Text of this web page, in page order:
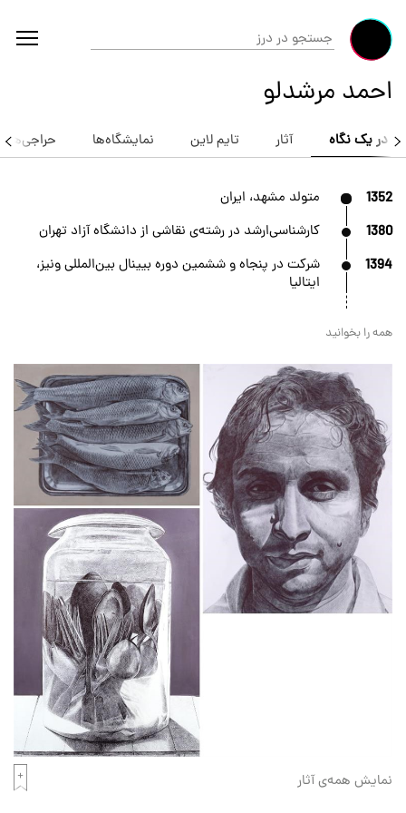
احمد مرشدلو
در یک نگاه آثار تایم لاین نمایشگاه‌ها حراجی‌ها
1352 متولد مشهد، ایران
1380 کارشناسی‌ارشد در رشته‌ی نقاشی از دانشگاه آزاد تهران
1394
شرکت در پنجاه و ششمین دوره بیینال بین‌المللی ونیز،
ایتالیا
همه را بخوانید
نمایش همه‌ی آثار